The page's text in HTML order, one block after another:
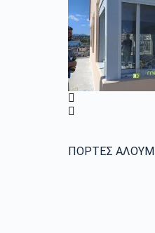
ΠΟΡΤΕΣ